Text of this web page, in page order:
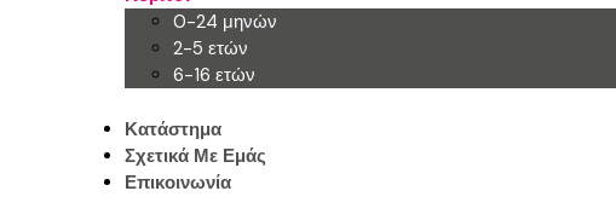
0-24 μηνών
2-5 ετών
6-16 ετών
Κατάστημα
Σχετικά Με Εμάς
Επικοινωνία